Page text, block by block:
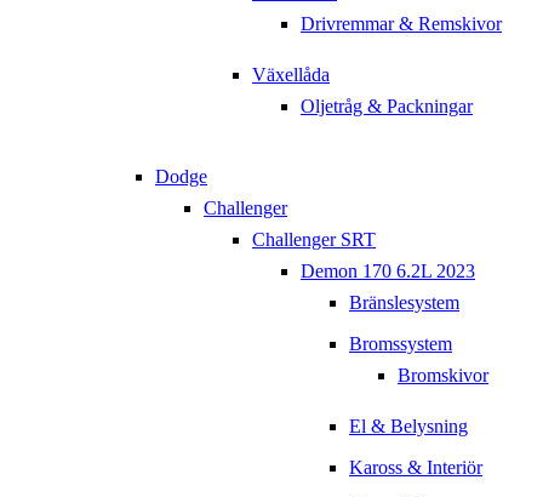
Drivremmar & Remskivor
Växellåda
Oljetråg & Packningar
Dodge
Challenger
Challenger SRT
Demon 170 6.2L 2023
Bränslesystem
Bromssystem
Bromskivor
El & Belysning
Kaross & Interiör